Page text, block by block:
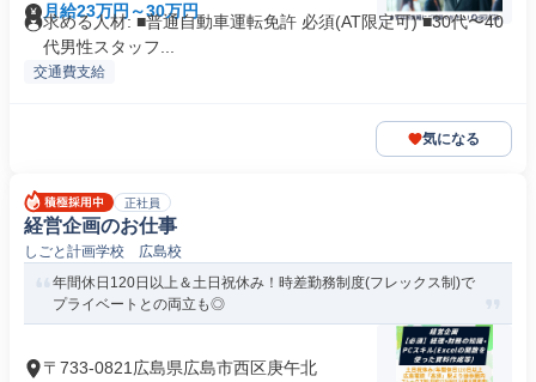
月給23万円～30万円
求める人材: ■普通自動車運転免許 必須(AT限定可) ■30代〜40
代男性スタッフ...
交通費支給
気になる
正社員
経営企画のお仕事
しごと計画学校 広島校
年間休日120日以上＆土日祝休み！時差勤務制度(フレックス制)で
プライベートとの両立も◎
〒733-0821広島県広島市西区庚午北